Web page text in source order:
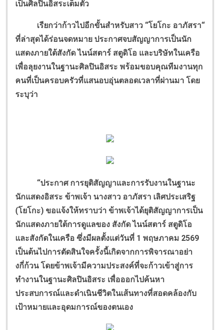
เป็นศิลปินอิสระเต็มตัว
เรียกว่าก้าวไปอีกขั้นสำหรับสาว “โยโกะ อาภัสรา“
ที่ล่าสุดได้ร่อนจดหมาย ประกาศจบสัญญาการเป็นนัก
แสดงภายใต้สังกัด ไนน์สตาร์ สตูดิโอ และบริษัทในเครือ
เพื่อลุยงานในฐานะศิลปินอิสระ พร้อมขอบคุณทีมงานทุก
คนที่เป็นครอบครัวที่แสนอบอุ่นตลอดเวลาที่ผ่านมา โดย
ระบุว่า
“ประกาศ การยุติสัญญาและการรับงานในฐานะ
นักแสดงอิสระ ข้าพเจ้า นางสาว อาภัสรา เลิศประเสริฐ
(โยโกะ) ขอแจ้งให้ทราบว่า ข้าพเจ้าได้ยุติสัญญาการเป็น
นักแสดงภายใต้การดูแลของ สังกัด ไนน์สตาร์ สตูดิโอ
และสังกัดในเครือ ซึ่งมีผลตั้งแต่วันที่ 1 พฤษภาคม 2569
เป็นต้นไปการตัดสินใจครั้งนี้เกิดจากการพิจารณาอย่า
งกี่ก้วน โดยข้าพเจ้ามีความประสงค์ที่จะก้าวเข้าสู่การ
ทำงานในฐานะศิลปินอิสระ เพื่อออกไปค้นหา
ประสบการณ์และดำเนินชีวิตในเส้นทางที่สอดคล้องกับ
เป้าหมายและอุดมการณ์ของตนเอง